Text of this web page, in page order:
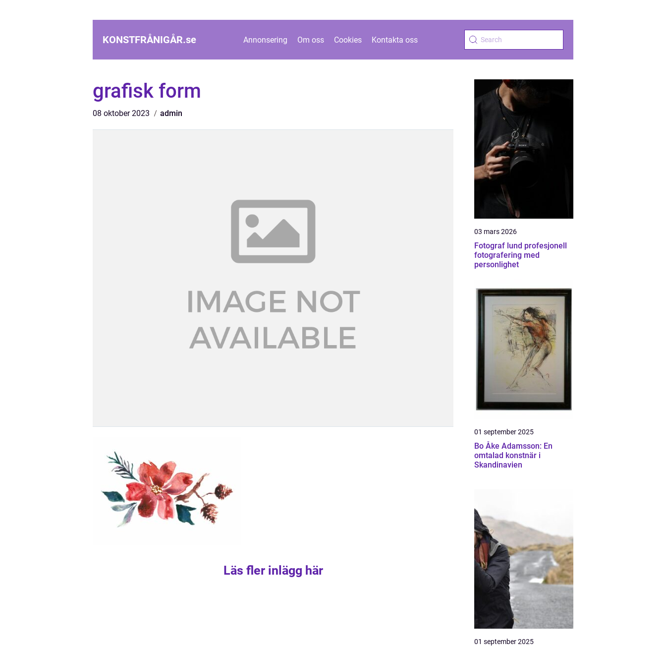
KONSTFRÅNIGÅR.se Annonsering Om oss Cookies Kontakta oss
grafisk form
08 oktober 2023 admin
Läs fler inlägg här
03 mars 2026
Fotograf lund profesjonell
fotografering med
personlighet
01 september 2025
Bo Åke Adamsson: En
omtalad konstnär i
Skandinavien
01 september 2025